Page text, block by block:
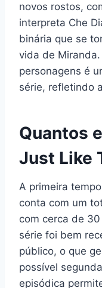
novos rostos,
interpreta Che
binária que se
vida de
personagens é
série, refletindo
Quantos
Just Like
A primeira
conta com um
com cerca de
série foi bem
público, o que
possível
episódica